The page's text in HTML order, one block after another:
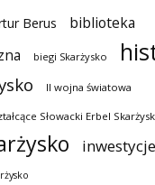
Berus
biblioteka
biegi Skarżysko
II wojna światowa
Słowacki Erbel
inwestycje